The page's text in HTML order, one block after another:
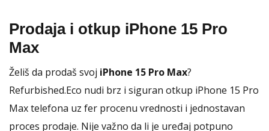
Prodaja i otkup iPhone 15 Pro
Max
Želiš da prodaš svoj iPhone 15 Pro Max?
Refurbished.Eco nudi brz i siguran otkup iPhone 15 Pro
Max telefona uz fer procenu vrednosti i jednostavan
proces prodaje. Nije važno da li je uređaj potpuno